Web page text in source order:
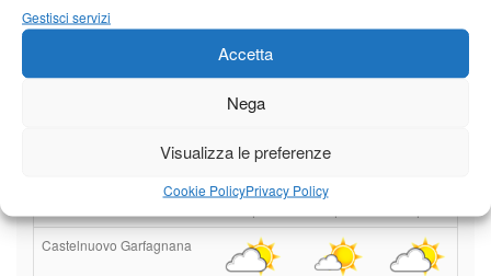
Gestisci servizi
Accetta
Nega
Visualizza le preferenze
Cookie PolicyPrivacy Policy
Leggi tutto…
Sabato
Castelnuovo Garfagnana